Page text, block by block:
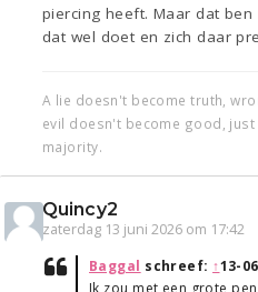
piercing heeft. Maar dat
dat wel doet en zich daar
A lie doesn't become truth,
evil doesn't become good,
majority.
Quincy2
zaterdag 13 juni 2026 om 17:42
Baggal schreef: ↑13-